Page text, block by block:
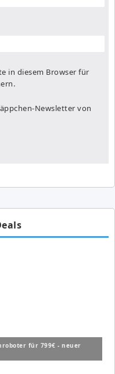
in diesem Browser für
Newsletter von
für 799€ - neuer